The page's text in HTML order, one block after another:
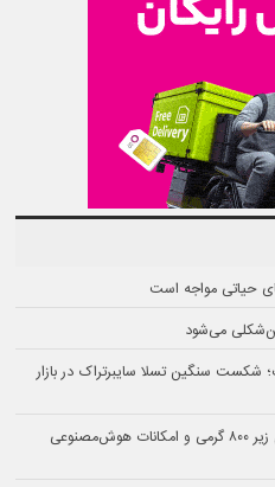
حیاتی مواجه است
شکست سنگین تسلا سایبرتراک در بازار
لپ‌تاپ هواوی MateBook Pro S با وزن زیر ۸۰۰ گرمی و امکانات هوش‌مصنوعی